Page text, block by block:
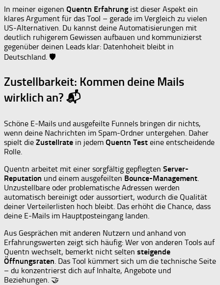
In meiner eigenen Quentn Erfahrung ist dieser Aspekt ein
klares Argument für das Tool – gerade im Vergleich zu vielen
US-Alternativen. Du kannst deine Automatisierungen mit
deutlich ruhigerem Gewissen aufbauen und kommunizierst
gegenüber deinen Leads klar: Datenhoheit bleibt in
Deutschland. 🛡
Zustellbarkeit: Kommen deine Mails
wirklich an? 📬
Schöne E-Mails und ausgefeilte Funnels bringen dir nichts,
wenn deine Nachrichten im Spam-Ordner untergehen. Daher
spielt die Zustellrate in jedem Quentn Test eine entscheidende
Rolle.
Quentn arbeitet mit einer sorgfältig gepflegten Server-
Reputation und einem ausgefeilten Bounce-Management.
Unzustellbare oder problematische Adressen werden
automatisch bereinigt oder aussortiert, wodurch die Qualität
deiner Verteilerlisten hoch bleibt. Das erhöht die Chance, dass
deine E-Mails im Hauptposteingang landen.
Aus Gesprächen mit anderen Nutzern und anhand von
Erfahrungswerten zeigt sich häufig: Wer von anderen Tools auf
Quentn wechselt, bemerkt nicht selten steigende
Öffnungsraten. Das Tool kümmert sich um die technische Seite
– du konzentrierst dich auf Inhalte, Angebote und
Beziehungen. 🤝